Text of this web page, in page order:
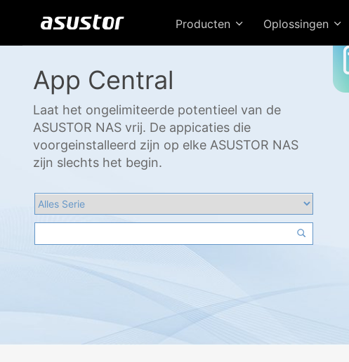
Producten Oplossingen
App Central
Laat het ongelimiteerde potentieel van de
ASUSTOR NAS vrij. De appicaties die
voorgeinstalleerd zijn op elke ASUSTOR NAS
zijn slechts het begin.